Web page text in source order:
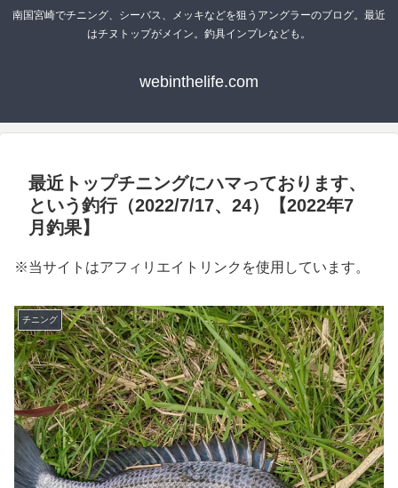
南国宮崎でチニング、シーバス、メッキなどを狙うアングラーのブログ。最近
はチヌトップがメイン。釣具インプレなども。
webinthelife.com
最近トップチニングにハマっております、
という釣行（2022/7/17、24）【2022年7
月釣果】
※当サイトはアフィリエイトリンクを使用しています。
チニング